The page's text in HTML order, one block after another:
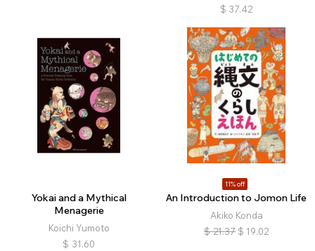
$ 37.42
Yokai and a Mythical
Menagerie
Koichi Yumoto
$ 31.60
11% off
An Introduction to Jomon Life
Akiko Konda
$ 21.37 $ 19.02